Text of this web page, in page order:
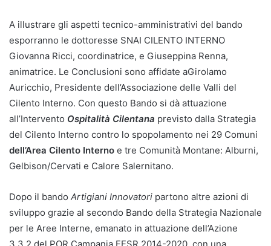
A illustrare gli aspetti tecnico-amministrativi del bando
esporranno le dottoresse SNAI CILENTO INTERNO
Giovanna Ricci, coordinatrice, e Giuseppina Renna,
animatrice. Le Conclusioni sono affidate aGirolamo
Auricchio, Presidente dell’Associazione delle Valli del
Cilento Interno. Con questo Bando si dà attuazione
all’Intervento Ospitalità Cilentana previsto dalla Strategia
del Cilento Interno contro lo spopolamento nei 29 Comuni
dell’Area Cilento Interno e tre Comunità Montane: Alburni,
Gelbison/Cervati e Calore Salernitano.
Dopo il bando Artigiani Innovatori partono altre azioni di
sviluppo grazie al secondo Bando della Strategia Nazionale
per le Aree Interne, emanato in attuazione dell’Azione